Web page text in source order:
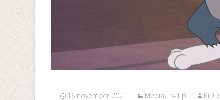
16 november 2021 Media, Tv-Tip